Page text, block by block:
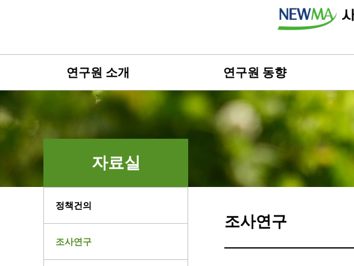
연구원 소개 연구원 동향
자료실
정책건의
조사연구
조사연구